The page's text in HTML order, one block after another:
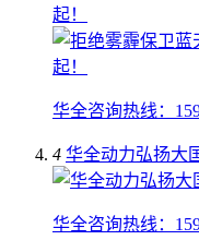
起！
华全咨询热线：
4 华全动力弘扬大
华全咨询热线：